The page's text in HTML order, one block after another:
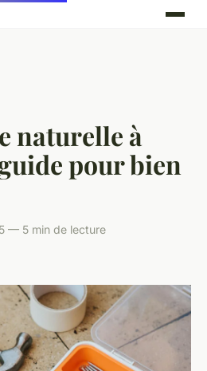
naturelle à
pour bien
— 5 min de lecture